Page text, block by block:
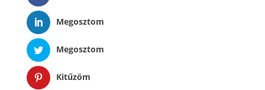
Megosztom
Megosztom
Kitűzöm